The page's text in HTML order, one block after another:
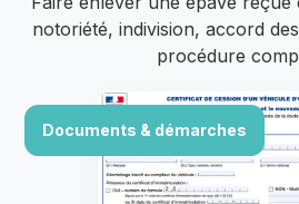
notoriété, indivision, accord
procédure
Documents & démarches